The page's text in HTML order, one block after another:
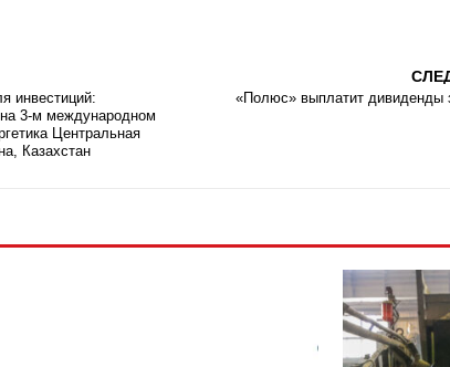
инвестиций:
3-м международном
Центральная
Казахстан
«Полюс» выплатит дивиденды